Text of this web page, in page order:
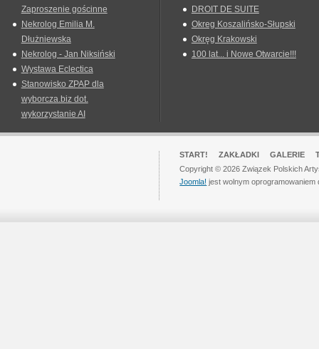
Zaproszenie gościnne
Nekrolog Emilia M.
Dłużniewska
Nekrolog - Jan Niksiński
Wystawa Eclectica
Stanowisko ZPAP dla
wyborcza.biz dot.
wykorzystanie AI
DROIT DE SUITE
Okreg Koszalińsko-Słupski
Okręg Krakowski
100 lat... i Nowe Otwarcie!!!
START! ZAKŁADKI GALERIE
Copyright © 2026 Związek Polskich
Joomla! jest wolnym